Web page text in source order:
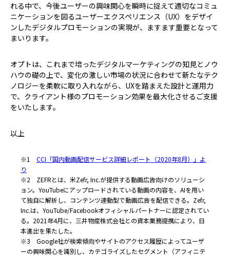
れる中で、今後ユーザーの興味関心を瞬時に捉えて適切なコミュ
ニケーションを図るユーザーエクスペリエンス（UX）をデザイ
ンしたデジタルプロモーションの実現が、ますます重要となって
まいります。
オプトは、これまで培ったデジタルマーケティングの知見とノウ
ハウの礎の上で、変化の激しい市場の状況に合わせて新たなテク
ノロジーを柔軟に取り入れながら、UXを踏まえた設計と運用力
で、クライアント様のプロモーション効果を最大化させるご支援
をいたします。
以上
※1 CCI「国内動画配信サービス詳細レポート（2020年8月）」よ
り
※2 ZEFRとは、米Zefr, Inc.が提供する動画広告向けのソリューシ
ョン。YouTubeにアップロードされている動画の内容を、AIを用い
て独自に解析し、コンテンツ連動型で動画広告を配信できる。Zefr,
Inc.は、YouTube/Facebookオフィシャルパートナーに認定されてい
る。2021年4月に、三井物産株式会社との資本業務提携により、日
本進出を果たした。
※3 Google社が検索傾向やサイトのアクセス履歴によってユーザ
ーの興味関心を識別し、カテゴライズしたセグメント（アフィニテ